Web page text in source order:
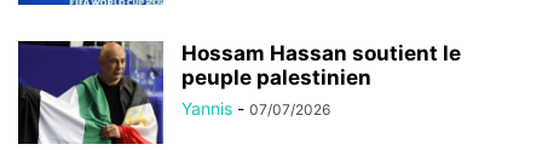
Hossam Hassan soutient le
peuple palestinien
Yannis - 07/07/2026